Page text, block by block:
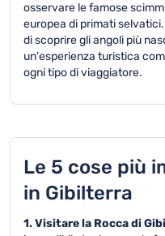
osservare le famose
europea di primati
di scoprire gli angoli più
un'esperienza turistica
ogni tipo di viaggiatore.
Le 5 cose più
in Gibilterra
1. Visitare la Rocca di